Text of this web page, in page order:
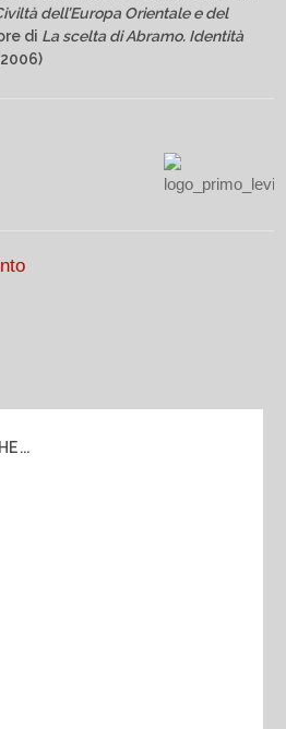
dell’Europa Orientale e del
di La scelta di Abramo. Identità
...